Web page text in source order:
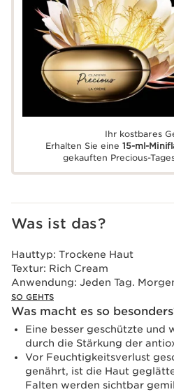
Ihr kostbares
Erhalten Sie eine15-ml-
gekauften Precious-
Was ist das?
Hauttyp: Trockene Haut
Textur: Rich Cream
Anwendung: Jeden Tag.
SO GEHTS
Was macht es so
Eine besser geschützte und
durch die Stärkung der
Vor Feuchtigkeitsverlust
genährt, ist die Haut
Falten werden sichtbar